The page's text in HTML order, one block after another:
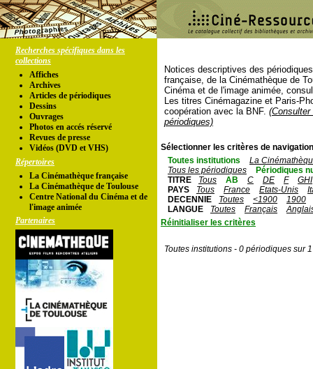
Recherches spécifiques dans les
collections
Affiches
Archives
Articles de périodiques
Dessins
Ouvrages
Photos en accés réservé
Revues de presse
Vidéos (DVD et VHS)
Répertoires
La Cinémathèque française
La Cinémathèque de Toulouse
Centre National du Cinéma et de
l'image animée
Partenaires
Notices descriptives des
française, de la Cinémathèque de
Cinéma et de l'image animée,
Les titres Cinémagazine et Paris-
coopération avec la BNF.
périodiques)
Sélectionner les critères de
Toutes institutions
La
Tous les périodiques
Périodiques
TITRE
Tous AB C DE F
GHI
PAYS
Tous France Etats-Unis
DECENNIE
Toutes <1900
1900
LANGUE
Toutes Français
Réinitialiser les critères
Toutes institutions - 0 périodiques sur